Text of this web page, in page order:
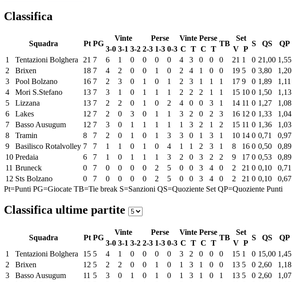
Classifica
Squadra Pt PG
Vinte Perse Vinte Perse
TB
Set
S QS QP
3-0 3-1 3-2 2-3 1-3 0-3 C T C T V P
1
Tentazioni Bolghera 21 7 6 1 0 0 0 0 4 3 0 0 0 21 1 0 21,00 1,55
2
Brixen 18 7 4 2 0 0 1 0 2 4 1 0 0 19 5 0 3,80
1,20
3
Pool Bolzano 16 7 2 3 0 1 0 1 2 3 1 1 1 17 9 0 1,89
1,11
4
Mori S.Stefano 13 7 3 1 0 1 1 1 2 2 2 1 1 15 10 0 1,50
1,13
5
Lizzana 13 7 2 2 0 1 0 2 4 0 0 3 1 14 11 0 1,27
1,08
6
Lakes 12 7 2 0 3 0 1 1 3 2 0 2 3 16 12 0 1,33
1,04
7
Basso Ausugum 12 7 3 0 1 1 1 1 1 3 2 1 2 15 11 0 1,36
1,03
8
Tramin 8 7 2 0 1 0 1 3 3 0 1 3 1 10 14 0 0,71
0,97
9
Basilisco Rotalvolley 7 7 1 1 0 1 0 4 1 1 2 3 1 8 16 0 0,50
0,89
10 Predaia 6 7 1 0 1 1 1 3 2 0 3 2 2 9 17 0 0,53
0,89
11 Bruneck 0 7 0 0 0 0 2 5 0 0 3 4 0 2 21 0 0,10
0,71
12 Sts Bolzano 0 7 0 0 0 0 2 5 0 0 3 4 0 2 21 0 0,10
0,67
Pt=Punti PG=Giocate TB=Tie break S=Sanzioni QS=Quoziente Set QP=Quoziente Punti
Classifica ultime partite
Squadra Pt PG
Vinte Perse Vinte Perse
TB
Set
S QS QP
3-0 3-1 3-2 2-3 1-3 0-3 C T C T V P
1
Tentazioni Bolghera 15 5 4 1 0 0 0 0 3 2 0 0 0 15 1 0 15,00 1,45
2
Brixen 12 5 2 2 0 0 1 0 1 3 1 0 0 13 5 0 2,60
1,18
3
Basso Ausugum 11 5 3 0 1 0 1 0 1 3 1 0 1 13 5 0 2,60
1,07